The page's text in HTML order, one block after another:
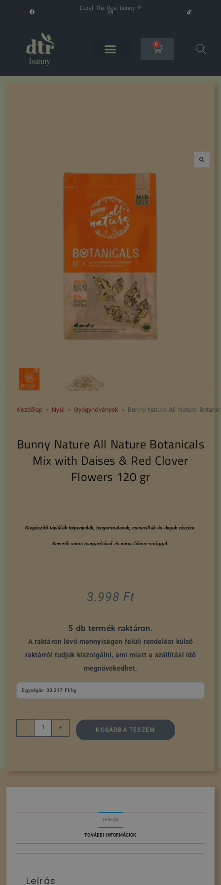
Daryl The Real bunny ®
0
Kezdőlap > Nyúl > Gyógynövények > Bunny Nature All Nature
Bunny Nature All Nature Botanicals
Mix with Daises & Red Clover
Flowers 120 gr
Kiegészítő táplálék törpenyulak, tengerimalacok, csincsillák és deguk részére.
Keverék vörös margarétával és vörös lóhere virággal.
3.998 Ft
5 db termék raktáron.
A raktáron lévő mennyiségen felüli rendelést külső
raktárról tudjuk kiszolgálni, ami miatt a szállítási idő
megnövekedhet.
Egységár: 33.317 Ft/kg
- + KOSÁRBA TESZEM
LEÍRÁS
TOVÁBBI INFORMÁCIÓK
Leírás